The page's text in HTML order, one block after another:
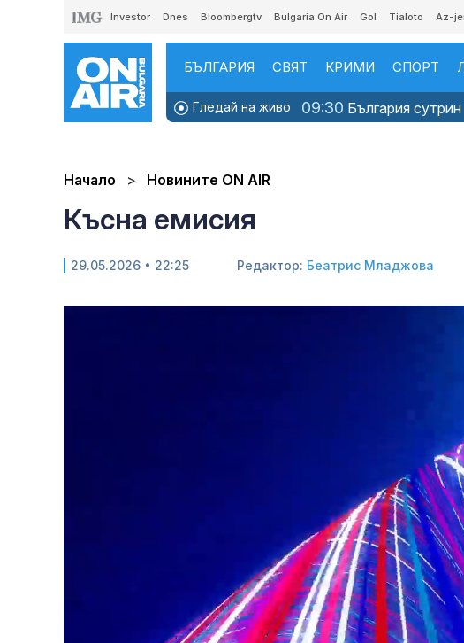
Investor Dnes Bloombergtv Bulgaria On Air Gol Tialoto Az-
БЪЛГАРИЯ СВЯТ КРИМИ СПОРТ
Гледай на живо 09:30 България
Начало Новините ON AIR
Късна емисия
29.05.2026 • 22:25 Редактор: Беатрис Младжова